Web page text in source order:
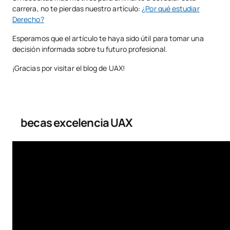
carrera, no te pierdas nuestro artículo:¿Por qué estudiar
Derecho?
Esperamos que el artículo te haya sido útil para tomar una
decisión informada sobre tu futuro profesional.
¡Gracias por visitar el blog de UAX!
becas excelencia UAX